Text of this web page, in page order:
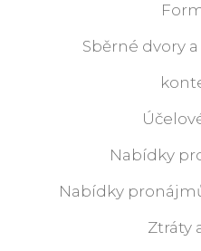
Sběrné dvory
Nabídky
Nabídky
Ztráty